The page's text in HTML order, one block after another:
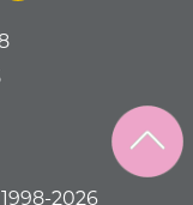
2026